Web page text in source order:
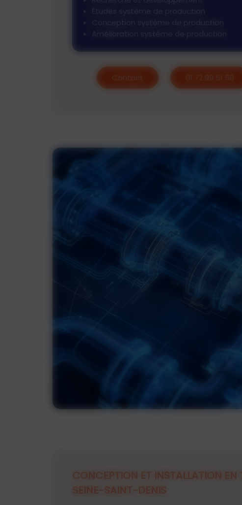
Contact
CONCEPTION ET INSTALLATION EN
SEINE-SAINT-DENIS